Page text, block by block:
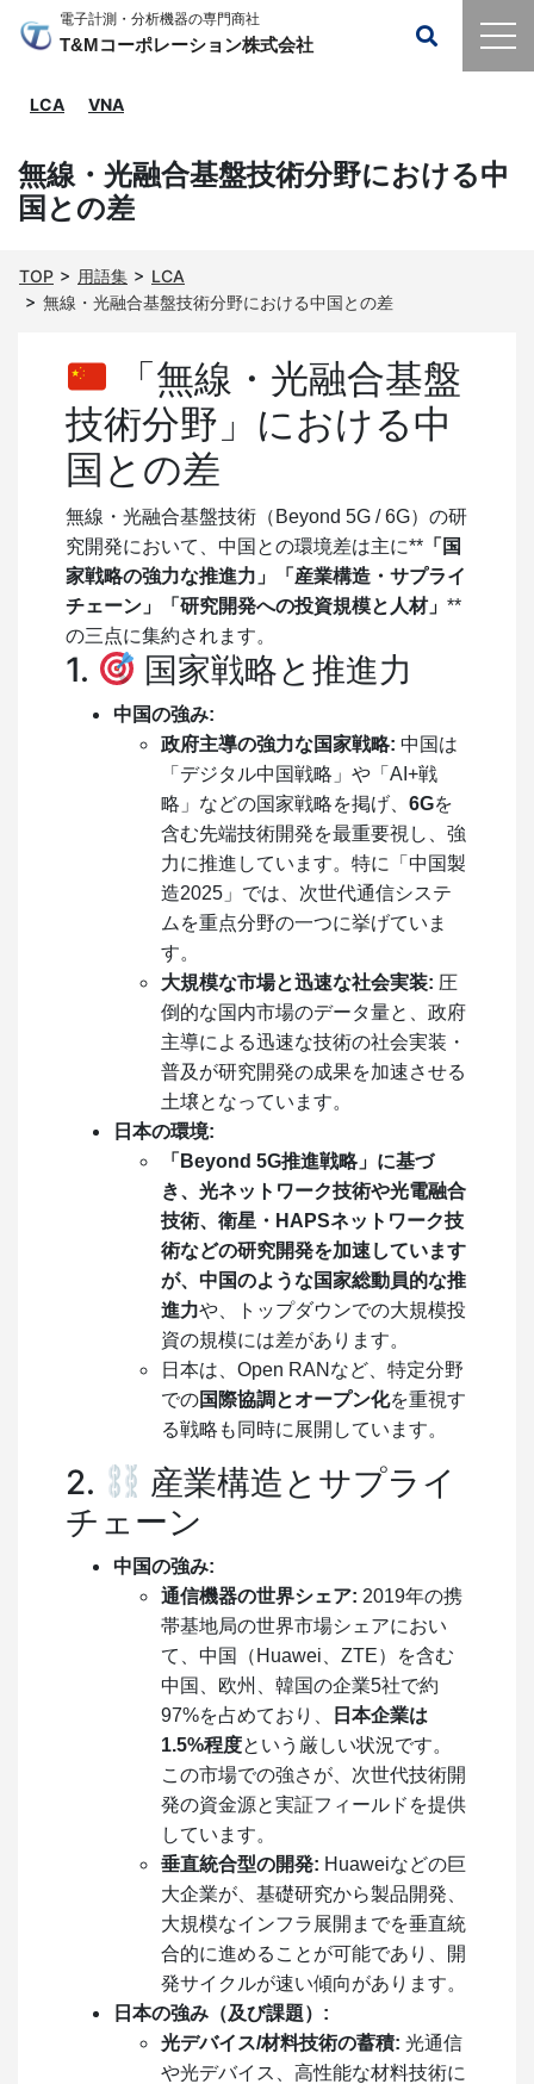
電子計測・分析機器の専門商社
T&Mコーポレーション株式会社
LCA VNA
無線・光融合基盤技術分野における中
国との差
TOP 用語集
LCA
無線・光融合基盤技術分野における中国との差
「無線・光融合基盤
技術分野」における中
国との差
無線・光融合基盤技術（Beyond 5G / 6G）の研
究開発において、中国との環境差は主に** 「国
家戦略の強力な推進力」「産業構造・サプライ
チェーン」「研究開発への投資規模と人材」 **
の三点に集約されます。
1. 国家戦略と推進力
中国の強み:
政府主導の強力な国家戦略: 中国は
「デジタル中国戦略」や「AI+戦
略」などの国家戦略を掲げ、 6Gを
含む先端技術開発を最重要視し、強
力に推進しています。特に「中国製
造2025」では、次世代通信システ
ムを重点分野の一つに挙げていま
す。
大規模な市場と迅速な社会実装: 圧
倒的な国内市場のデータ量と、政府
主導による迅速な技術の社会実装・
普及が研究開発の成果を加速させる
土壌となっています。
日本の環境:
「Beyond 5G推進戦略」に基づ
き、光ネットワーク技術や光電融合
技術、衛星・HAPSネットワーク技
術などの研究開発を加速しています
が、中国のような国家総動員的な推
進力や、トップダウンでの大規模投
資の規模には差があります。
日本は、Open RANなど、特定分野
での国際協調とオープン化を重視す
る戦略も同時に展開しています。
2.
産業構造とサプライ
チェーン
中国の強み:
通信機器の世界シェア: 2019年の携
帯基地局の世界市場シェアにおい
て、中国（Huawei、ZTE）を含む
中国、欧州、韓国の企業5社で約
97%を占めており、
日本企業は
1.5%程度という厳しい状況です。
この市場での強さが、次世代技術開
発の資金源と実証フィールドを提供
しています。
垂直統合型の開発: Huaweiなどの巨
大企業が、基礎研究から製品開発、
大規模なインフラ展開までを垂直統
合的に進めることが可能であり、開
発サイクルが速い傾向があります。
日本の強み（及び課題）:
光デバイス/材料技術の蓄積: 光通信
や光デバイス、高性能な材料技術に